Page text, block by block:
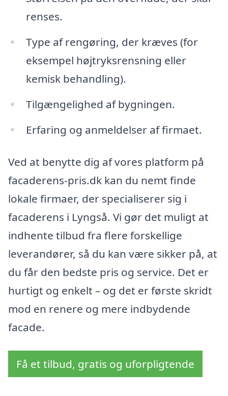
renses.
Type af rengøring, der kræves (for
eksempel højtryksrensning eller
kemisk behandling).
Tilgængelighed af bygningen.
Erfaring og anmeldelser af firmaet.
Ved at benytte dig af vores platform på
facaderens-pris.dk kan du nemt finde
lokale firmaer, der specialiserer sig i
facaderens i Lyngså. Vi gør det muligt at
indhente tilbud fra flere forskellige
leverandører, så du kan være sikker på, at
du får den bedste pris og service. Det er
hurtigt og enkelt – og det er første skridt
mod en renere og mere indbydende
facade.
Få et tilbud, gratis og uforpligtende